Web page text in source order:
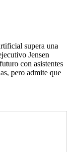
supera una
Jensen
con asistentes
pero admite que